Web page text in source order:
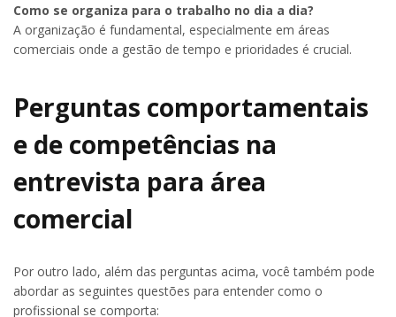
Como se organiza para o trabalho no dia a dia?
A organização é fundamental, especialmente em áreas
comerciais onde a gestão de tempo e prioridades é crucial.
Perguntas comportamentais
e de competências na
entrevista para área
comercial
Por outro lado, além das perguntas acima, você também pode
abordar as seguintes questões para entender como o
profissional se comporta: